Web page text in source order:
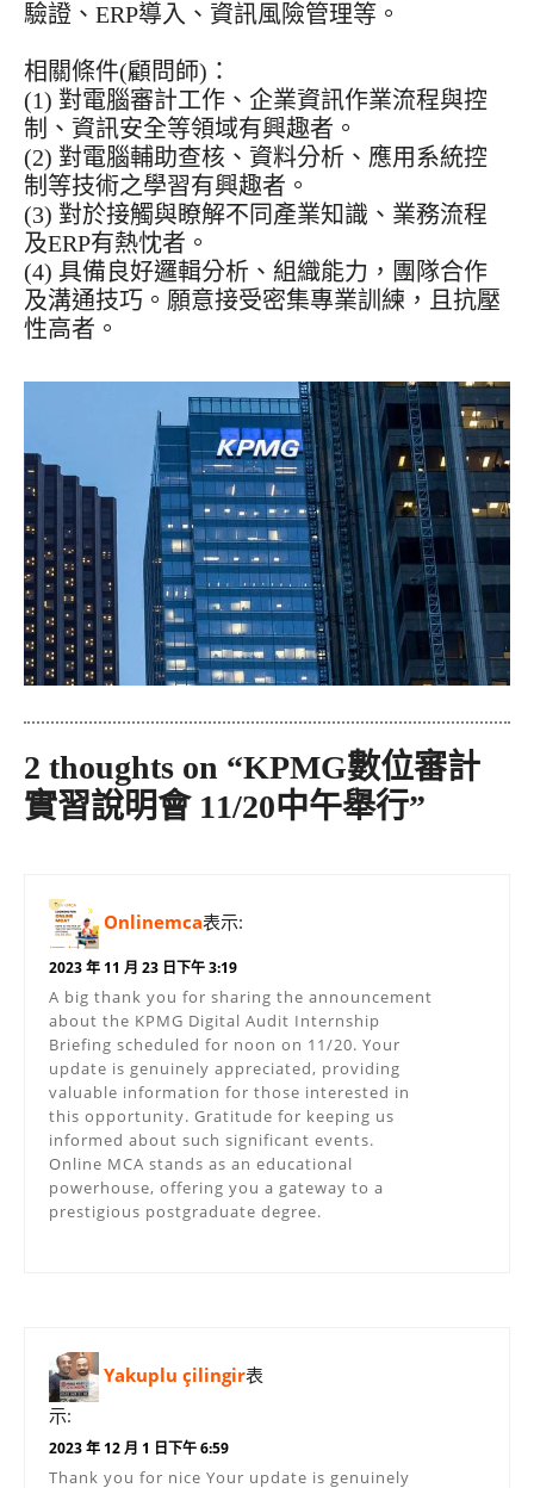
驗證、ERP導入、資訊風險管理等。
相關條件(顧問師)：
(1) 對電腦審計工作、企業資訊作業流程與控
制、資訊安全等領域有興趣者。
(2) 對電腦輔助查核、資料分析、應用系統控
制等技術之學習有興趣者。
(3) 對於接觸與瞭解不同產業知識、業務流程
及ERP有熱忱者。
(4) 具備良好邏輯分析、組織能力，團隊合作
及溝通技巧。願意接受密集專業訓練，且抗壓
性高者。
2 thoughts on “KPMG數位審計
實習說明會 11/20中午舉行”
Onlinemca表示:
2023 年 11 月 23 日下午 3:19
A big thank you for sharing the announcement
about the KPMG Digital Audit Internship
Briefing scheduled for noon on 11/20. Your
update is genuinely appreciated, providing
valuable information for those interested in
this opportunity. Gratitude for keeping us
informed about such significant events.
Online MCA stands as an educational
powerhouse, offering you a gateway to a
prestigious postgraduate degree.
Yakuplu çilingir表
示:
2023 年 12 月 1 日下午 6:59
Thank you for nice Your update is genuinely